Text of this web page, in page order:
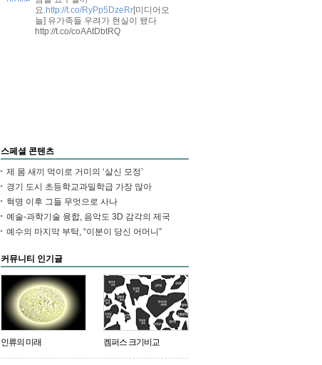
idoritwoRT@parkjj35: [한겨레] 세
월호 특별조사위원회는 왜 대통령 면
담을 요구할까
요. http://t.co/RyPp5DzeRr
재 ‘김영란법’ 헌법소원 심리키로
http://t.co/UMzV2bA4hY
bjchina123RT@badromance65
국민 수신료 받는 KBS, ‘일베’ 기자
결국 임용http://t.co/ds93Rpk4mr1일
정식 임용…KBS 기자협회와 노조 즉
나 임용 취소 힘들어”이러다 친일도
모자라 …
EuiQKIMRT @qfarmm : [포토］42
년 만에 최악 가뭄···위성사진으로 본
소양강댐http://t.co/BMpS2UjVoq
http://t.co/r4OxEINQ1z
LAST_Korea
@cjkcsek: [사설]
스페셜 콘텐츠
제 몸 새끼 먹이로 거미의 ‘살신 모정’
경기 도시 초등학교과밀학급 가장 많아
혁명 이후 그들 무엇으로 사나
예술-과학기술 융합, 음악도 3D 감각의 제국
예수의 마지막 부탁, “이분이 당신 어머니”
커뮤니티 인기글
인류의 미래 켐퍼스 크기비교